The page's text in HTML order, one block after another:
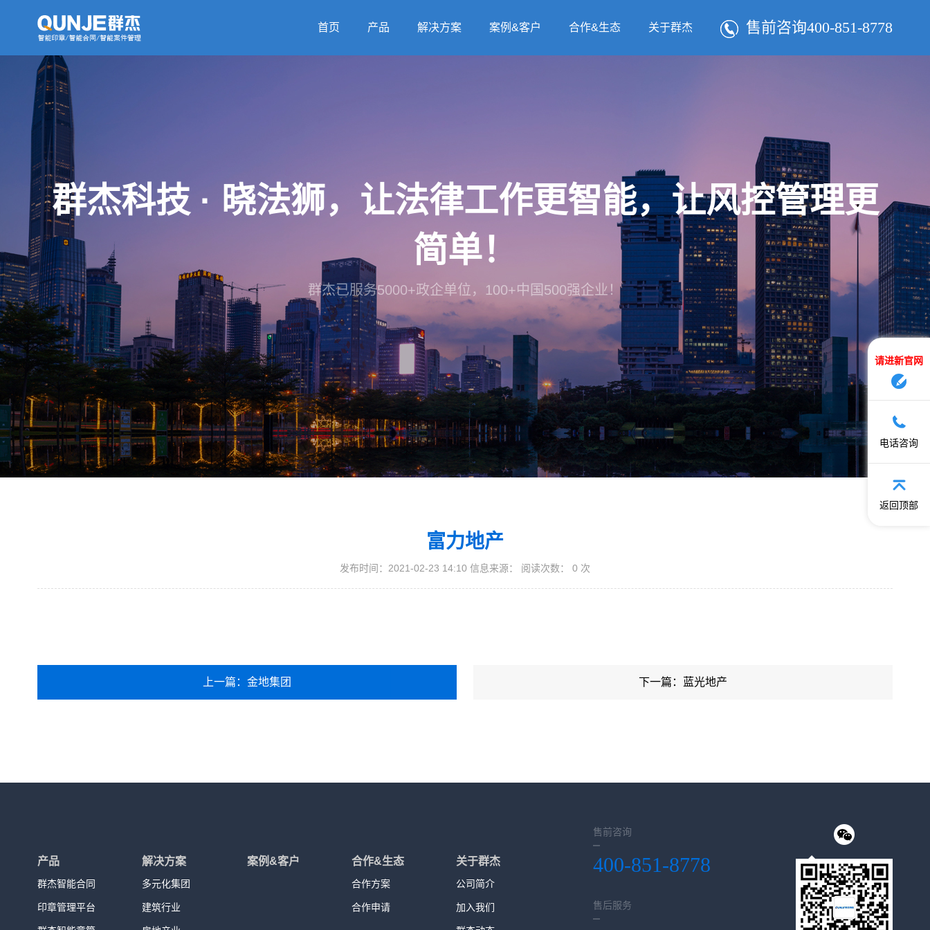
售前咨询400-851-8778
首页 产品 解决方案 案例&客户 合作&生态 关于群杰
群杰科技 · 晓法狮，让法律工作更智能，让风控管理更
简单！
群杰已服务5000+政企单位，100+中国500强企业！
富力地产
发布时间：2021-02-23 14:10 信息来源： 阅读次数： 0 次
上一篇：金地集团 下一篇：蓝光地产
产品
群杰智能合同
印章管理平台
解决方案
多元化集团
建筑行业
案例&客户 合作&生态
合作方案
合作申请
关于群杰
公司简介
加入我们
售前咨询
400-851-8778
售后服务
请进新官网
电话咨询
返回顶部